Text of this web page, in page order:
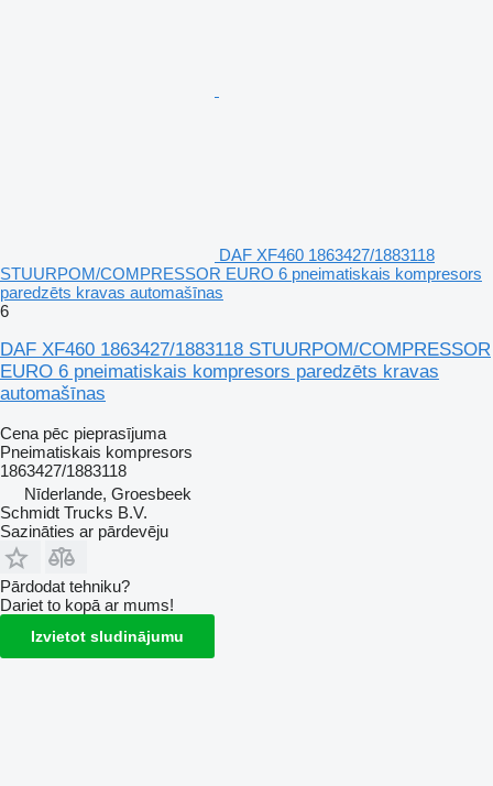
DAF XF460 1863427/1883118
STUURPOM/COMPRESSOR EURO 6 pneimatiskais kompresors
paredzēts kravas automašīnas
6
DAF XF460 1863427/1883118 STUURPOM/COMPRESSOR
EURO 6 pneimatiskais kompresors paredzēts kravas
automašīnas
Cena pēc pieprasījuma
Pneimatiskais kompresors
1863427/1883118
Nīderlande, Groesbeek
Schmidt Trucks B.V.
Sazināties ar pārdevēju
Pārdodat tehniku?
Dariet to kopā ar mums!
Izvietot sludinājumu